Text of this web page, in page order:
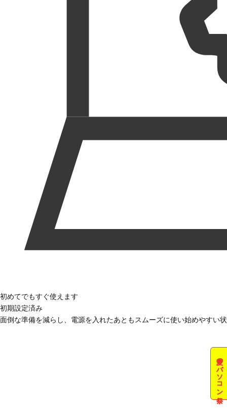
夏のパソコン祭
初めてでもすぐ使えます
初期設定済み
面倒な準備を減らし、電源を入れたあともスムーズに使い始めやすい